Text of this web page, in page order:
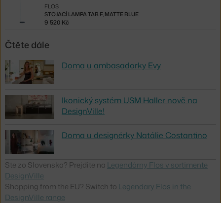
STOJACÍ LAMPA TAB F, MATTE BLUE
FLOS
9 520 Kč
Čtěte dále
Doma u ambasadorky Evy
Ikonický systém USM Haller nově na
DesignVille!
Doma u designérky Natálie Costantino
Ste zo Slovenska? Prejdite na Legendárny Flos v sortimente
DesignVille
Shopping from the EU? Switch to Legendary Flos in the
DesignVille range